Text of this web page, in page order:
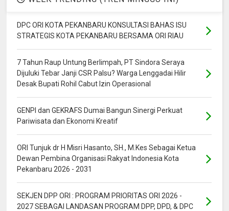
DPC ORI KOTA PEKANBARU KONSULTASI BAHAS ISU
STRATEGIS KOTA PEKANBARU BERSAMA ORI RIAU
7 Tahun Raup Untung Berlimpah, PT Sindora Seraya
Dijuluki Tebar Janji CSR Palsu? Warga Lenggadai Hilir
Desak Bupati Rohil Cabut Izin Operasional
GENPI dan GEKRAFS Dumai Bangun Sinergi Perkuat
Pariwisata dan Ekonomi Kreatif
ORI Tunjuk dr H Misri Hasanto, SH., M.Kes Sebagai Ketua
Dewan Pembina Organisasi Rakyat Indonesia Kota
Pekanbaru 2026 - 2031
SEKJEN DPP ORI : PROGRAM PRIORITAS ORI 2026 -
2027 SEBAGAI LANDASAN PROGRAM DPP, DPD, & DPC